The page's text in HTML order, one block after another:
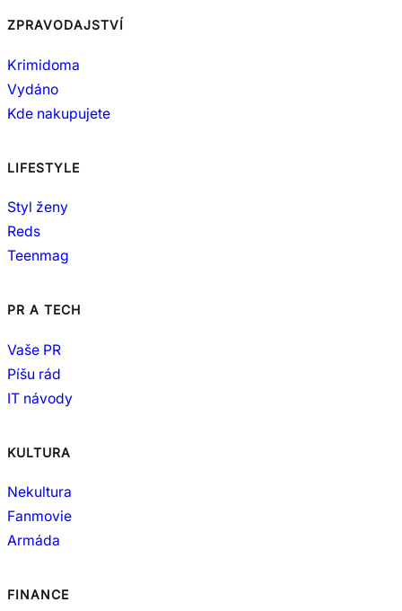
ZPRAVODAJSTVÍ
Krimidoma
Vydáno
Kde nakupujete
LIFESTYLE
Styl ženy
Reds
Teenmag
PR A TECH
Vaše PR
Píšu rád
IT návody
KULTURA
Nekultura
Fanmovie
Armáda
FINANCE